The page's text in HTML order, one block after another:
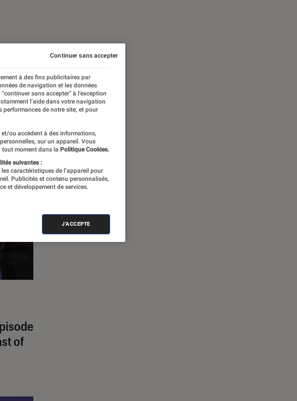
of
à des fins publicitaires par
de navigation et les données
sans accepter" à l’exception
l’aide dans votre navigation
performances de notre site, et pour
ou accèdent à des informations,
sur un appareil. Vous
tout moment dans la Politique Cookies.
suivantes :
caractéristiques de l’appareil pour
Publicités et contenu personnalisés,
et développement de services.
J'ACCEPTE
Continuer sans accepter